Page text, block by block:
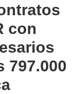
con
797.000